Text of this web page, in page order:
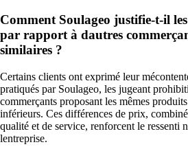
Comment Soulageo justifie-t-il
par rapport à dautres
similaires ?
Certains clients ont exprimé leur
pratiqués par Soulageo, les jugeant
commerçants proposant les mêmes
inférieurs. Ces différences de prix,
qualité et de service, renforcent le ressenti
lentreprise.